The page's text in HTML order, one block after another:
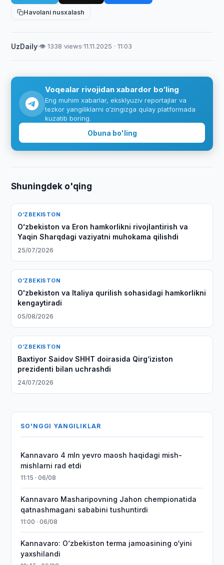
Havolani nusxalash
UzDaily·👁 1338 views·11.11.2025 · 11:03
Voqealar rivojidan xabardor bo‘ling
Eng muhim xabarlar, eksklyuziv reportajlar va
tezkor yangiliklarni o‘zingizga qulay platformada
kuzatib boring.
Obuna bo'ling
Shuningdek o'qing
O‘ZBEKISTON
Oʻzbekiston va Eron hamkorlikni rivojlantirish va
Yaqin Sharqdagi vaziyatni muhokama qilishdi
25/07/2026
O‘ZBEKISTON
O'zbekiston va Italiya qurilish sohasidagi hamkorlikni
kengaytiradi
05/08/2026
O‘ZBEKISTON
Baxtiyor Saidov SHHT doirasida Qirg‘iziston
prezidenti bilan uchrashdi
24/07/2026
SO'NGGI YANGILIKLAR
Kannavaro 4 mln yevro maosh haqidagi mish-
mishlarni rad etdi
11:15 · 06/08
Kannavaro Masharipovning Jahon chempionatida
qatnashmagani sababini tushuntirdi
11:00 · 06/08
Kannavaro: O‘zbekiston terma jamoasining o‘yini
yaxshilandi